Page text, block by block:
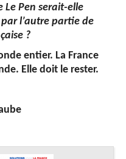
Le Pen serait-elle
l’autre partie de
?
entier. La France
Elle doit le rester.